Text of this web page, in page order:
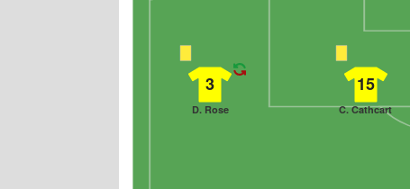
15
C. Cathcart
3
D. Rose